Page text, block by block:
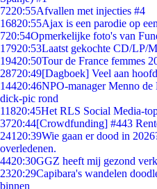
7220:55Afvallen met injecties #4
16820:55Ajax is een parodie op
720:54Opmerkelijke foto's van
17920:53Laatst gekochte CD/LP/
19420:50Tour de France femmes
28720:49[Dagboek] Veel aan
14420:46NPO-manager Menno
dick-pic rond
11820:45Het RLS Social Media-
3720:44[Crowdfunding] #443
241 20:39Wie gaan er dood in
overledenen.
4420:30GGZ heeft mij gezond
2320:29Capibara's wandelen
binnen